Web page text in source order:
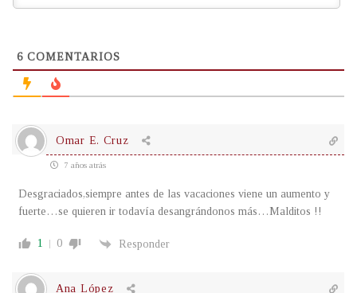
6 COMENTARIOS
Omar E. Cruz
7 años atrás
Desgraciados,siempre antes de las vacaciones viene un aumento y
fuerte…se quieren ir todavía desangrándonos más…Malditos !!
1 0 Responder
Ana López